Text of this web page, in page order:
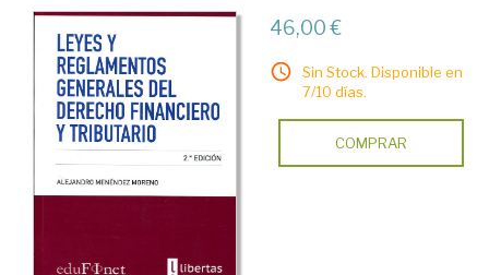
46,00 €
Sin Stock. Disponible en
7/10 días.
COMPRAR